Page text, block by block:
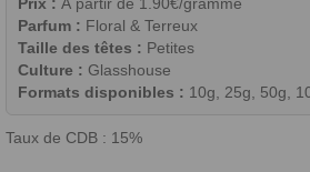
Parfum : Floral & Terreux
Taille des têtes : Petites
Culture : Glasshouse
Formats disponibles : 10g, 25g, 50g,
Taux de CDB : 15%